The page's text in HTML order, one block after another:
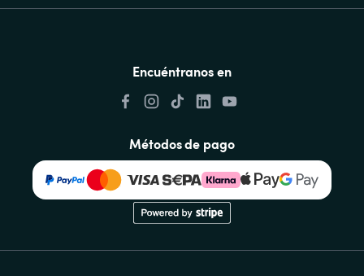
Encuéntranos en
Métodos de pago